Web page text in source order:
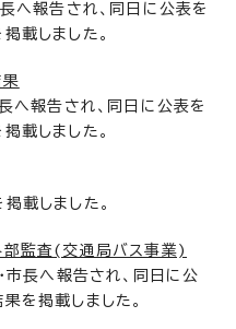
へ報告され、同日に公表を
載しました。
報告され、同日に公表を
載しました。
載しました。
部監査(交通局バス事業)
長へ報告され、同日に公
を掲載しました。